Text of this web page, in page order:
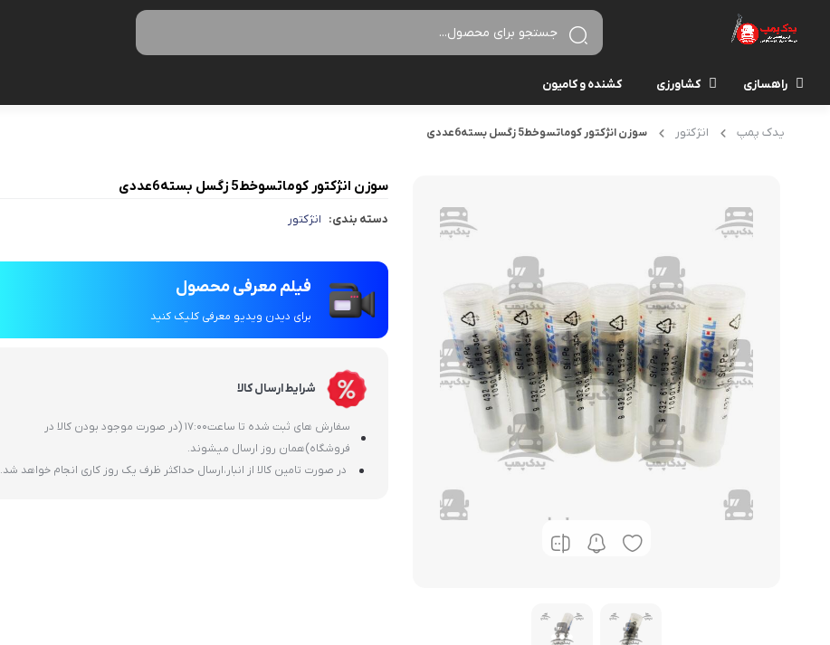
راهسازی کشاورزی کشنده و کامیون
یدک پمپ انژکتور سوزن انژکتور کوماتسوخط5 زگسل بسته6عددی
سوزن انژکتور کوماتسوخط5 زگسل بسته6عددی
دسته بندی: انژکتور
فیلم معرفی محصول
برای دیدن ویدیو معرفی کلیک کنید
شرایط ارسال کالا
سفارش های ثبت شده تا ساعت17:00 (در صورت موجود بودن کالا در
فروشگاه)همان روز ارسال میشوند.
در صورت تامین کالا از انبار،ارسال حداکثر ظرف یک روز کاری انجام خواهد شد.